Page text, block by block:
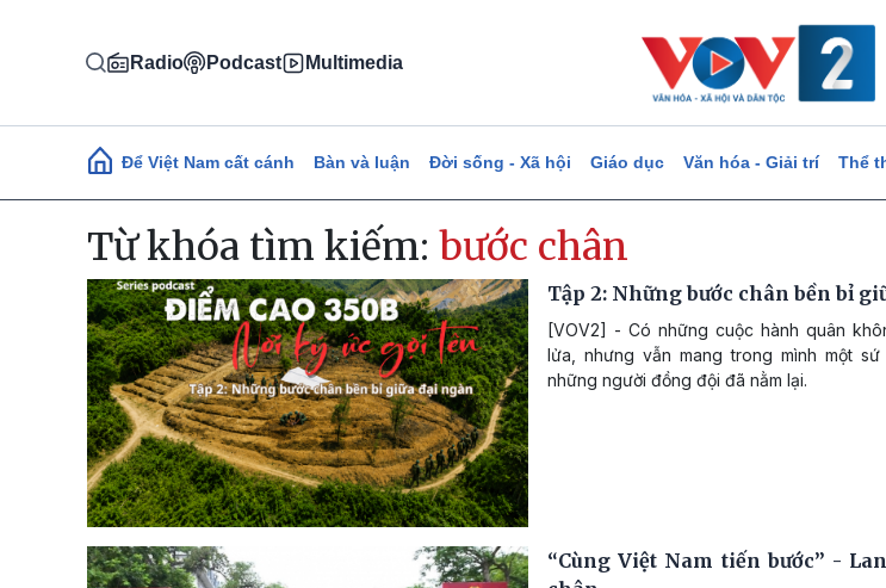
Radio Podcast Multimedia
Main navigation
Để Việt Nam cất cánh Bàn và luận Đời sống - Xã hội Giáo dục Văn hóa - Giải trí Thể
Từ khóa tìm kiếm: bước chân
Tập 2: Những bước chân bền bỉ
[VOV2] - Có những cuộc hành quân
lửa, nhưng vẫn mang trong mình một
những người đồng đội đã nằm lại.
“Cùng Việt Nam tiến bước” -